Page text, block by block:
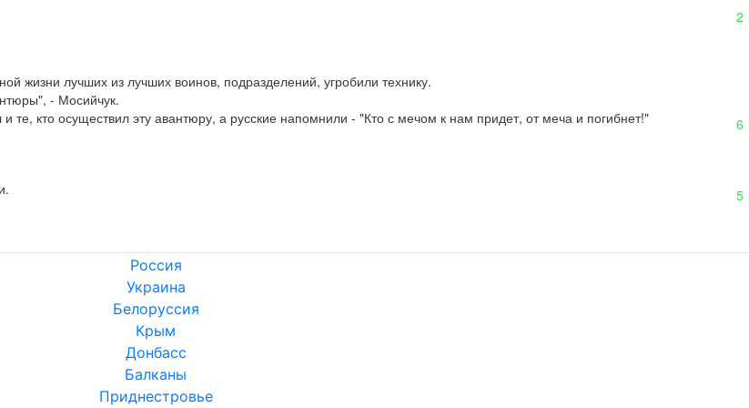
2
жизни лучших из лучших воинов, подразделений, угробили технику.
те, кто осуществил эту авантюру, а русские напомнили - "Кто с мечом к нам придет, от меча и погибнет!"
6
5
Россия
Украина
Белоруссия
Крым
Донбасс
Балканы
Приднестровье